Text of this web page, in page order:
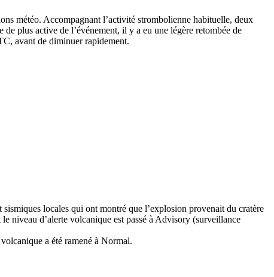
météo. Accompagnant l’activité strombolienne habituelle, deux
plus active de l’événement, il y a eu une légère retombée de
avant de diminuer rapidement.
locales qui ont montré que l’explosion provenait du cratère
niveau d’alerte volcanique est passé à Advisory (surveillance
a été ramené à Normal.